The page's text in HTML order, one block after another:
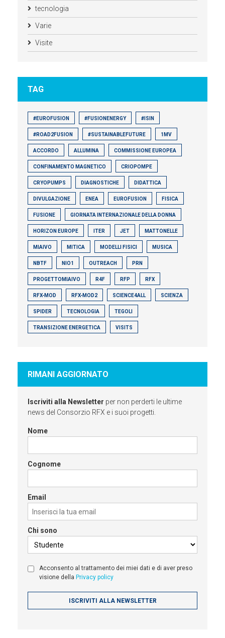
tecnologia
Varie
Visite
TAG
#EUROFUSION #FUSIONENERGY #ISIN
#ROAD2FUSION #SUSTAINABLEFUTURE 1MV
ACCORDO ALLUMINA COMMISSIONE EUROPEA
CONFINAMENTO MAGNETICO CRIOPOMPE
CRYOPUMPS DIAGNOSTICHE DIDATTICA
DIVULGAZIONE ENEA EUROFUSION FISICA
FUSIONE GIORNATA INTERNAZIONALE DELLA DONNA
HORIZON EUROPE ITER JET MATTONELLE
MIAIVO MITICA MODELLI FISICI MUSICA
NBTF NIO1 OUTREACH PRN
PROGETTOMIAIVO R4F RFP RFX
RFX-MOD RFX-MOD2 SCIENCE4ALL SCIENZA
SPIDER TECNOLOGIA TEGOLI
TRANSIZIONE ENERGETICA VISITS
RIMANI AGGIORNATO
Iscriviti alla Newsletter per non perderti le ultime
news del Consorzio RFX e i suoi progetti.
Nome
Cognome
Email
Chi sono
Acconsento al trattamento dei miei dati e di aver preso
visione della Privacy policy